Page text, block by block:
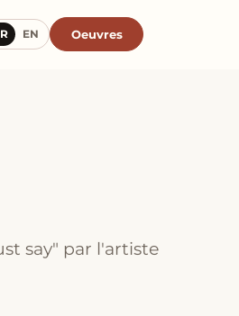
EN Oeuvres
say" par l'artiste